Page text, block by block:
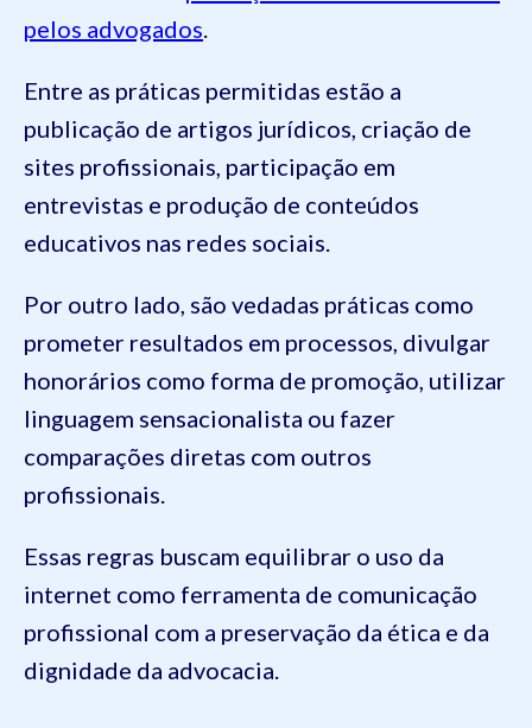
pelos advogados.
Entre as práticas permitidas estão a
publicação de artigos jurídicos, criação de
sites profissionais, participação em
entrevistas e produção de conteúdos
educativos nas redes sociais.
Por outro lado, são vedadas práticas como
prometer resultados em processos, divulgar
honorários como forma de promoção, utilizar
linguagem sensacionalista ou fazer
comparações diretas com outros
profissionais.
Essas regras buscam equilibrar o uso da
internet como ferramenta de comunicação
profissional com a preservação da ética e da
dignidade da advocacia.